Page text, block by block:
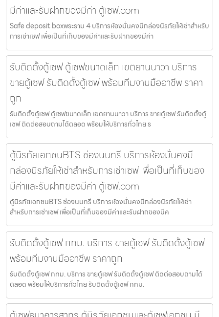
มีค่าและรับฝากของมีค่า ตู้เซฟ.com
Safe deposit boxพระราม 4 บริการห้องมั่นคงมีกล่องนิรภัยให้เช่าสำหรับ
การเช่าเซฟ เพื่อเป็นที่เก็บของมีค่าและรับฝากของมีค่า
รับติดตั้งตู้เซฟ ตู้เซฟขนาดเล็ก เขตยานนาวา บริการ
ขายตู้เซฟ รับติดตั้งตู้เซฟ พร้อมทีมงานมืออาชีพ ราคา
ถูก
รับติดตั้งตู้เซฟ ตู้เซฟขนาดเล็ก เขตยานนาวา บริการ ขายตู้เซฟ รับติดตั้งตู้
เซฟ ติดต่อสอบถามได้ตลอด พร้อมให้บริการทั่วไทย ร
ตู้นิรภัยเอกชนBTS ช่องนนทรี บริการห้องมั่นคงมี
กล่องนิรภัยให้เช่าสำหรับการเช่าเซฟ เพื่อเป็นที่เก็บของ
มีค่าและรับฝากของมีค่า ตู้เซฟ.com
ตู้นิรภัยเอกชนBTS ช่องนนทรี บริการห้องมั่นคงมีกล่องนิรภัยให้เช่า
สำหรับการเช่าเซฟ เพื่อเป็นที่เก็บของมีค่าและรับฝากของมีค
รับติดตั้งตู้เซฟ กทม. บริการ ขายตู้เซฟ รับติดตั้งตู้เซฟ
พร้อมทีมงานมืออาชีพ ราคาถูก
รับติดตั้งตู้เซฟ กทม. บริการ ขายตู้เซฟ รับติดตั้งตู้เซฟ ติดต่อสอบถามได้
ตลอด พร้อมให้บริการทั่วไทย รับติดตั้งตู้เซฟ กทม.